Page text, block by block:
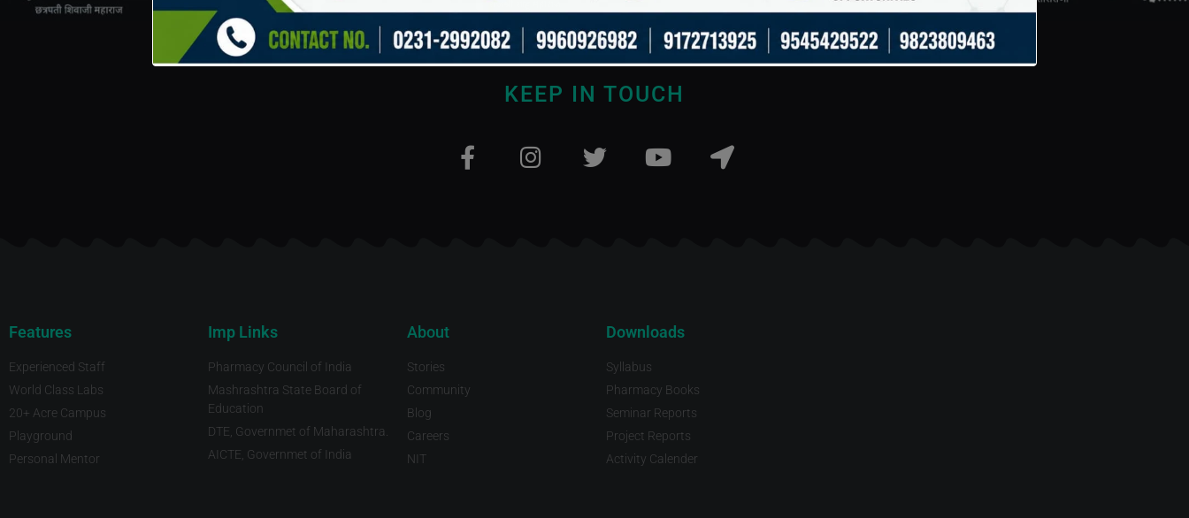
KEEP IN TOUCH
Features
Experienced Staff
World Class Labs
20+ Acre Campus
Playground
Personal Mentor
Imp Links
Pharmacy Council of India
Mashrashtra State Board of
Education
DTE, Governmet of Maharashtra.
AICTE, Governmet of India
About
Stories
Community
Blog
Careers
NIT
Downloads
Syllabus
Pharmacy Books
Seminar Reports
Project Reports
Activity Calender